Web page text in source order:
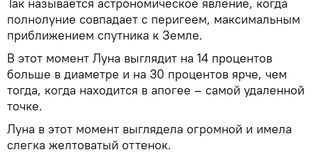
полнолуние совпадает с перигеем, максимальным
приближением спутника к Земле.
В этот момент Луна выглядит на 14 процентов
больше в диаметре и на 30 процентов ярче, чем
тогда, когда находится в апогее – самой удаленной
точке.
Луна в этот момент выглядела огромной и имела
слегка желтоватый оттенок.